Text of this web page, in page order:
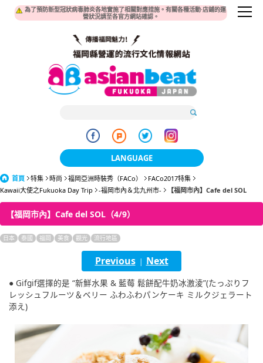
為了預防新型冠狀病毒肺炎各地實施了相關對應措施。有關各種活動·店鋪的運
營狀況請至各官方網站確認。
LANGUAGE
日本語
한국어
簡体中文
繁體中文
ภาษาไทย
Bahasa Indonesia
首頁 特集 時尚 福岡亞洲時裝秀（FACo）
FACo2017特集
Kawaii大使之Fukuoka Day Trip
-福岡市內＆北九州市- 【福岡市內】Cafe del SOL
【福岡市內】Cafe del SOL（4/9）
日本 泰國 福岡 美食 觀光 流行地區
Previous| Next
● Gifgif選擇的是 “新鮮水果 & 藍莓 鬆餅配牛奶冰激淩”(たっぷりフ
レッシュフルーツ＆ベリー ふわふわパンケーキ ミルクジェラート
添え)